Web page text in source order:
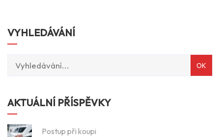
VYHLEDÁVÁNÍ
AKTUÁLNÍ PŘÍSPĚVKY
Postup při koupi